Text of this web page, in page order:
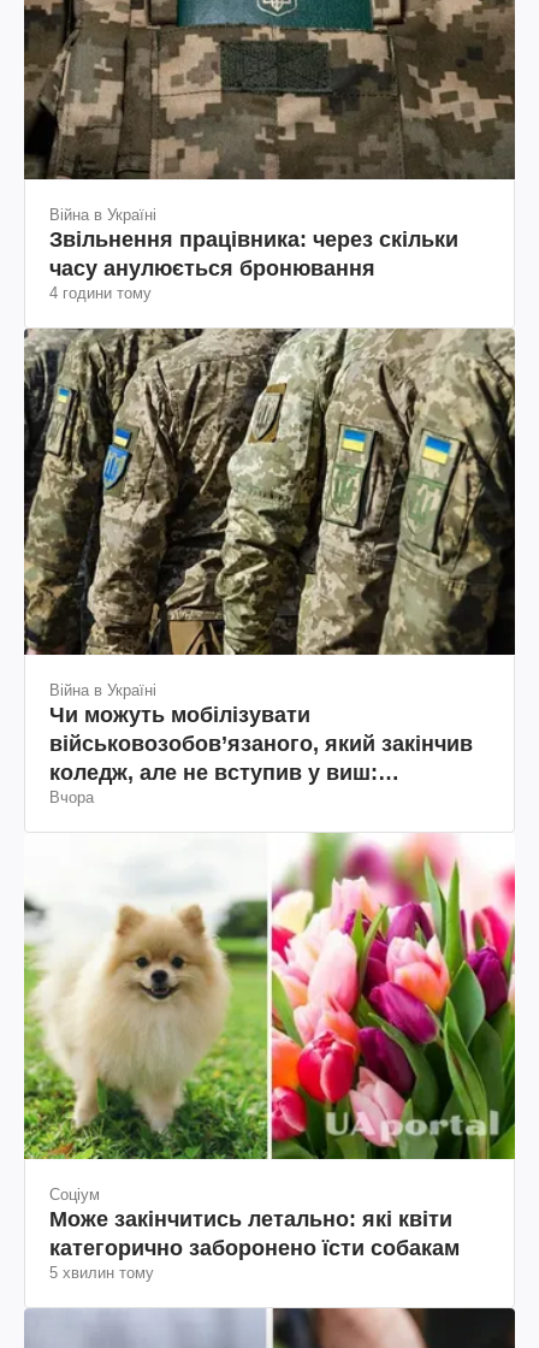
Війна в Україні
Звільнення працівника: через скільки
часу анулюється бронювання
4 години тому
Війна в Україні
Чи можуть мобілізувати
військовозобов’язаного, який закінчив
коледж, але не вступив у виш:
пояснення юриста
Вчора
Соціум
Може закінчитись летально: які квіти
категорично заборонено їсти собакам
5 хвилин тому